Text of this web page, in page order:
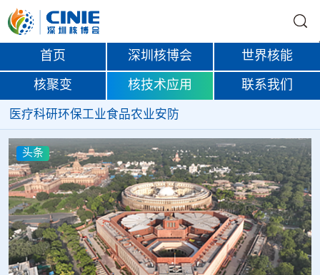
首页 深圳核博会 世界核能
核聚变 核技术应用 联系我们
医疗科研环保工业食品农业安防
头条